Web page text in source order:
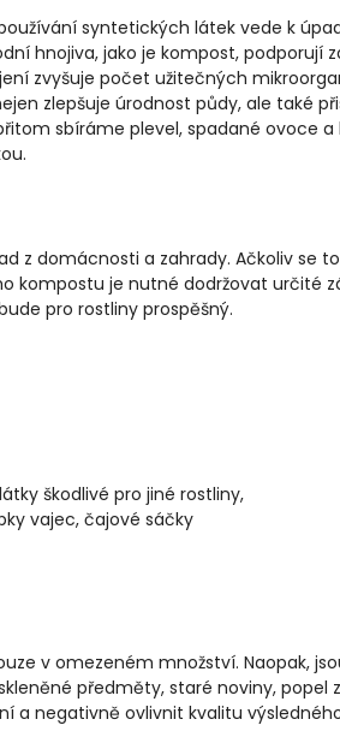
syntetických látek vede k
hnojiva, jako je kompost, podporují
zvyšuje počet užitečných
zlepšuje úrodnost půdy, ale také
sbíráme plevel, spadané ovoce a
z domácnosti a zahrady. Ačkoliv se
kompostu je nutné dodržovat určité
pro rostliny prospěšný.
škodlivé pro jiné rostliny,
vajec, čajové sáčky
v omezeném množství. Naopak,
předměty, staré noviny, popel
a negativně ovlivnit kvalitu